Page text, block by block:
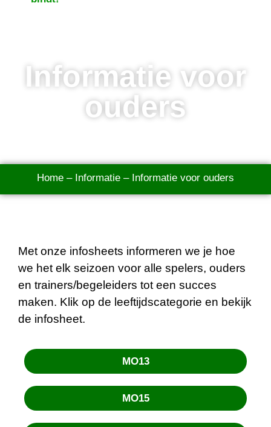
Informatie voor
ouders
Home – Informatie – Informatie voor ouders
Met onze infosheets informeren we je hoe
we het elk seizoen voor alle spelers, ouders
en trainers/begeleiders tot een succes
maken. Klik op de leeftijdscategorie en bekijk
de infosheet.
MO13
MO15